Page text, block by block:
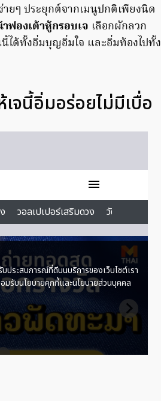
ายๆ ประยุกต์จากเมนูปกติเพียงนิด
ฟองเต้าหู้กรอบเจ เลือกผักลวก
ได้ทั้งอิ่มบุญอิ่มใจ และอิ่มท้องไปทั้ง
จนี้อิ่มอร่อยไม่มีเบื่อ